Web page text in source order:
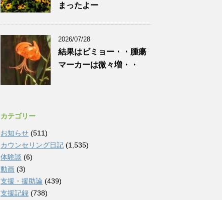
まったよー
2026/07/28
結果はビミョー・・腫瘍
マーカーは微々増・・
カテゴリー
お知らせ (511)
カウンセリング日記 (1,535)
体験談 (6)
動画 (3)
支援・援助論 (439)
支援記録 (738)